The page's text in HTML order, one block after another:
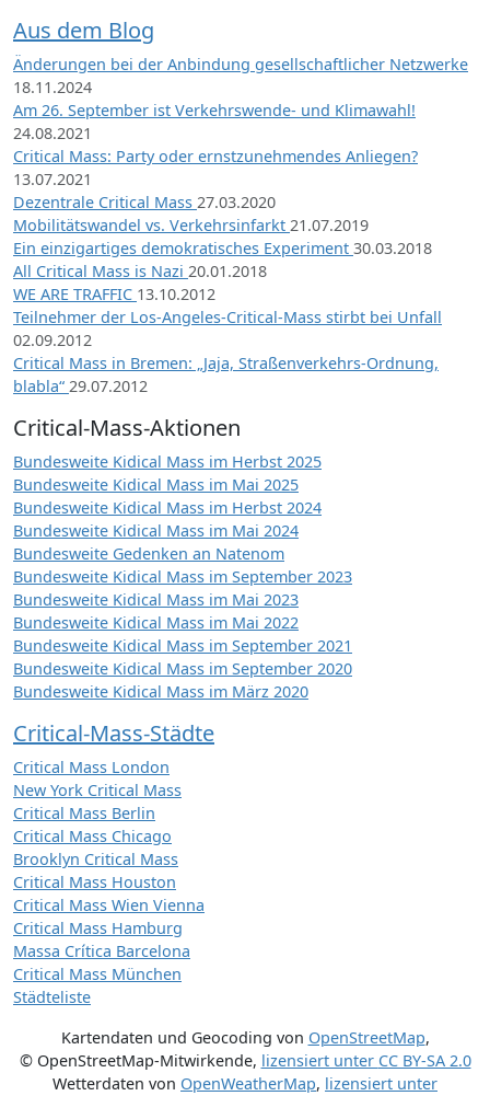
Aus dem Blog
Änderungen bei der Anbindung gesellschaftlicher Netzwerke
18.11.2024
Am 26. September ist Verkehrswende- und Klimawahl!
24.08.2021
Critical Mass: Party oder ernstzunehmendes Anliegen?
13.07.2021
Dezentrale Critical Mass 27.03.2020
Mobilitätswandel vs. Verkehrsinfarkt 21.07.2019
Ein einzigartiges demokratisches Experiment 30.03.2018
All Critical Mass is Nazi 20.01.2018
WE ARE TRAFFIC 13.10.2012
Teilnehmer der Los-Angeles-Critical-Mass stirbt bei Unfall
02.09.2012
Critical Mass in Bremen: „Jaja, Straßenverkehrs-Ordnung,
blabla“ 29.07.2012
Critical-Mass-Aktionen
Bundesweite Kidical Mass im Herbst 2025
Bundesweite Kidical Mass im Mai 2025
Bundesweite Kidical Mass im Herbst 2024
Bundesweite Kidical Mass im Mai 2024
Bundesweite Gedenken an Natenom
Bundesweite Kidical Mass im September 2023
Bundesweite Kidical Mass im Mai 2023
Bundesweite Kidical Mass im Mai 2022
Bundesweite Kidical Mass im September 2021
Bundesweite Kidical Mass im September 2020
Bundesweite Kidical Mass im März 2020
Critical-Mass-Städte
Critical Mass London
New York Critical Mass
Critical Mass Berlin
Critical Mass Chicago
Brooklyn Critical Mass
Critical Mass Houston
Critical Mass Wien Vienna
Critical Mass Hamburg
Massa Crítica Barcelona
Critical Mass München
Städteliste
Kartendaten und Geocoding von OpenStreetMap,
© OpenStreetMap-Mitwirkende, lizensiert unter CC BY-SA 2.0
Wetterdaten von OpenWeatherMap, lizensiert unter